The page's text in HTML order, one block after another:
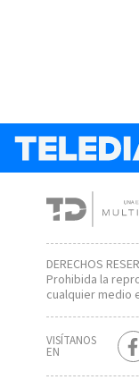
DERECHOS
Prohibida la
cualquier medio
VISÍTANOS
EN